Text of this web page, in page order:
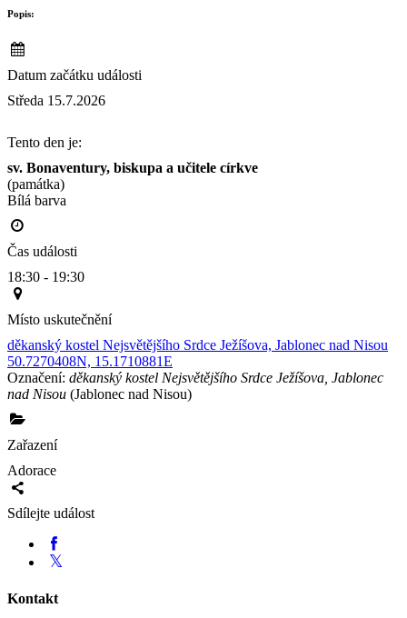
Popis:
Datum začátku události
Středa 15.7.2026
Tento den je:
sv. Bonaventury, biskupa a učitele církve
(památka)
Bílá barva
Čas události
18:30 - 19:30
Místo uskutečnění
děkanský kostel Nejsvětějšího Srdce Ježíšova, Jablonec nad Nisou
50.7270408N, 15.1710881E
Označení: děkanský kostel Nejsvětějšího Srdce Ježíšova, Jablonec
nad Nisou (Jablonec nad Nisou)
Zařazení
Adorace
Sdílejte událost
Kontakt